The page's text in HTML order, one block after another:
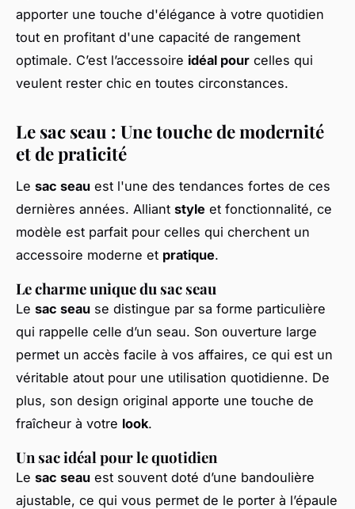
apporter une touche d'élégance à votre quotidien
tout en profitant d'une capacité de rangement
optimale. C’est l’accessoire idéal pour celles qui
veulent rester chic en toutes circonstances.
Le sac seau : Une touche de modernité
et de praticité
Le sac seau est l'une des tendances fortes de ces
dernières années. Alliant style et fonctionnalité, ce
modèle est parfait pour celles qui cherchent un
accessoire moderne et pratique.
Le charme unique du sac seau
Le sac seau se distingue par sa forme particulière
qui rappelle celle d’un seau. Son ouverture large
permet un accès facile à vos affaires, ce qui est un
véritable atout pour une utilisation quotidienne. De
plus, son design original apporte une touche de
fraîcheur à votre look.
Un sac idéal pour le quotidien
Le sac seau est souvent doté d’une bandoulière
ajustable, ce qui vous permet de le porter à l’épaule